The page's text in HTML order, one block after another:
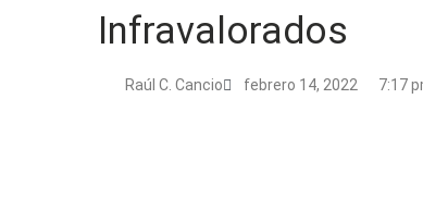
Infravalorados
Raúl C. Cancio febrero 14, 2022 7:17